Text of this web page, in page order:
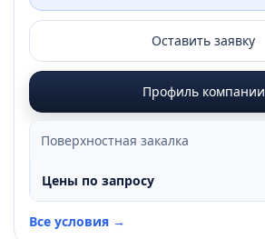
Оставить заявку
Профиль компании
Поверхностная закалка
Цены по запросу
Все условия →